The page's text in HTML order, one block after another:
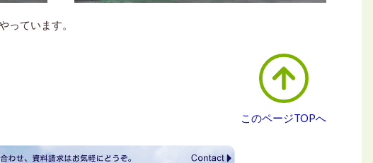
っています。
このページTOPへ